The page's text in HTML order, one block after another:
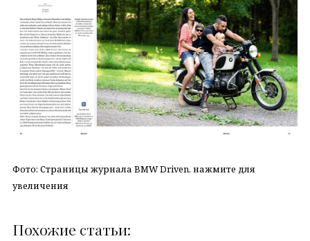
Фото: Страницы журнала BMW Driven, нажмите для
увеличения
Похожие статьи: